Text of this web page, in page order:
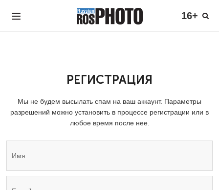
16+
РЕГИСТРАЦИЯ
Мы не будем высылать спам на ваш аккаунт. Параметры
разрешений можно установить в процессе регистрации или в
любое время после нее.